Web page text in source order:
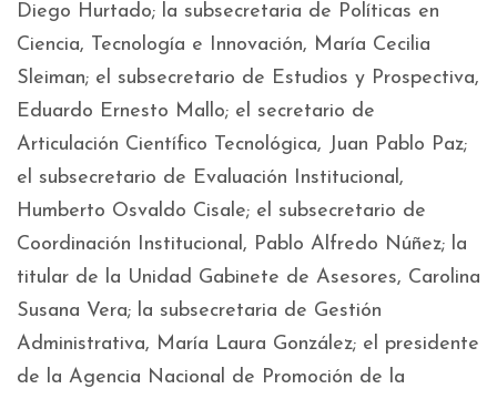
Diego Hurtado; la subsecretaria de Políticas en
Ciencia, Tecnología e Innovación, María Cecilia
Sleiman; el subsecretario de Estudios y Prospectiva,
Eduardo Ernesto Mallo; el secretario de
Articulación Científico Tecnológica, Juan Pablo Paz;
el subsecretario de Evaluación Institucional,
Humberto Osvaldo Cisale; el subsecretario de
Coordinación Institucional, Pablo Alfredo Núñez; la
titular de la Unidad Gabinete de Asesores, Carolina
Susana Vera; la subsecretaria de Gestión
Administrativa, María Laura González; el presidente
de la Agencia Nacional de Promoción de la